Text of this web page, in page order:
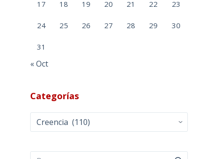
17 18 19 20 21 22 23
24 25 26 27 28 29 30
31
« Oct
Categorías
Categorías